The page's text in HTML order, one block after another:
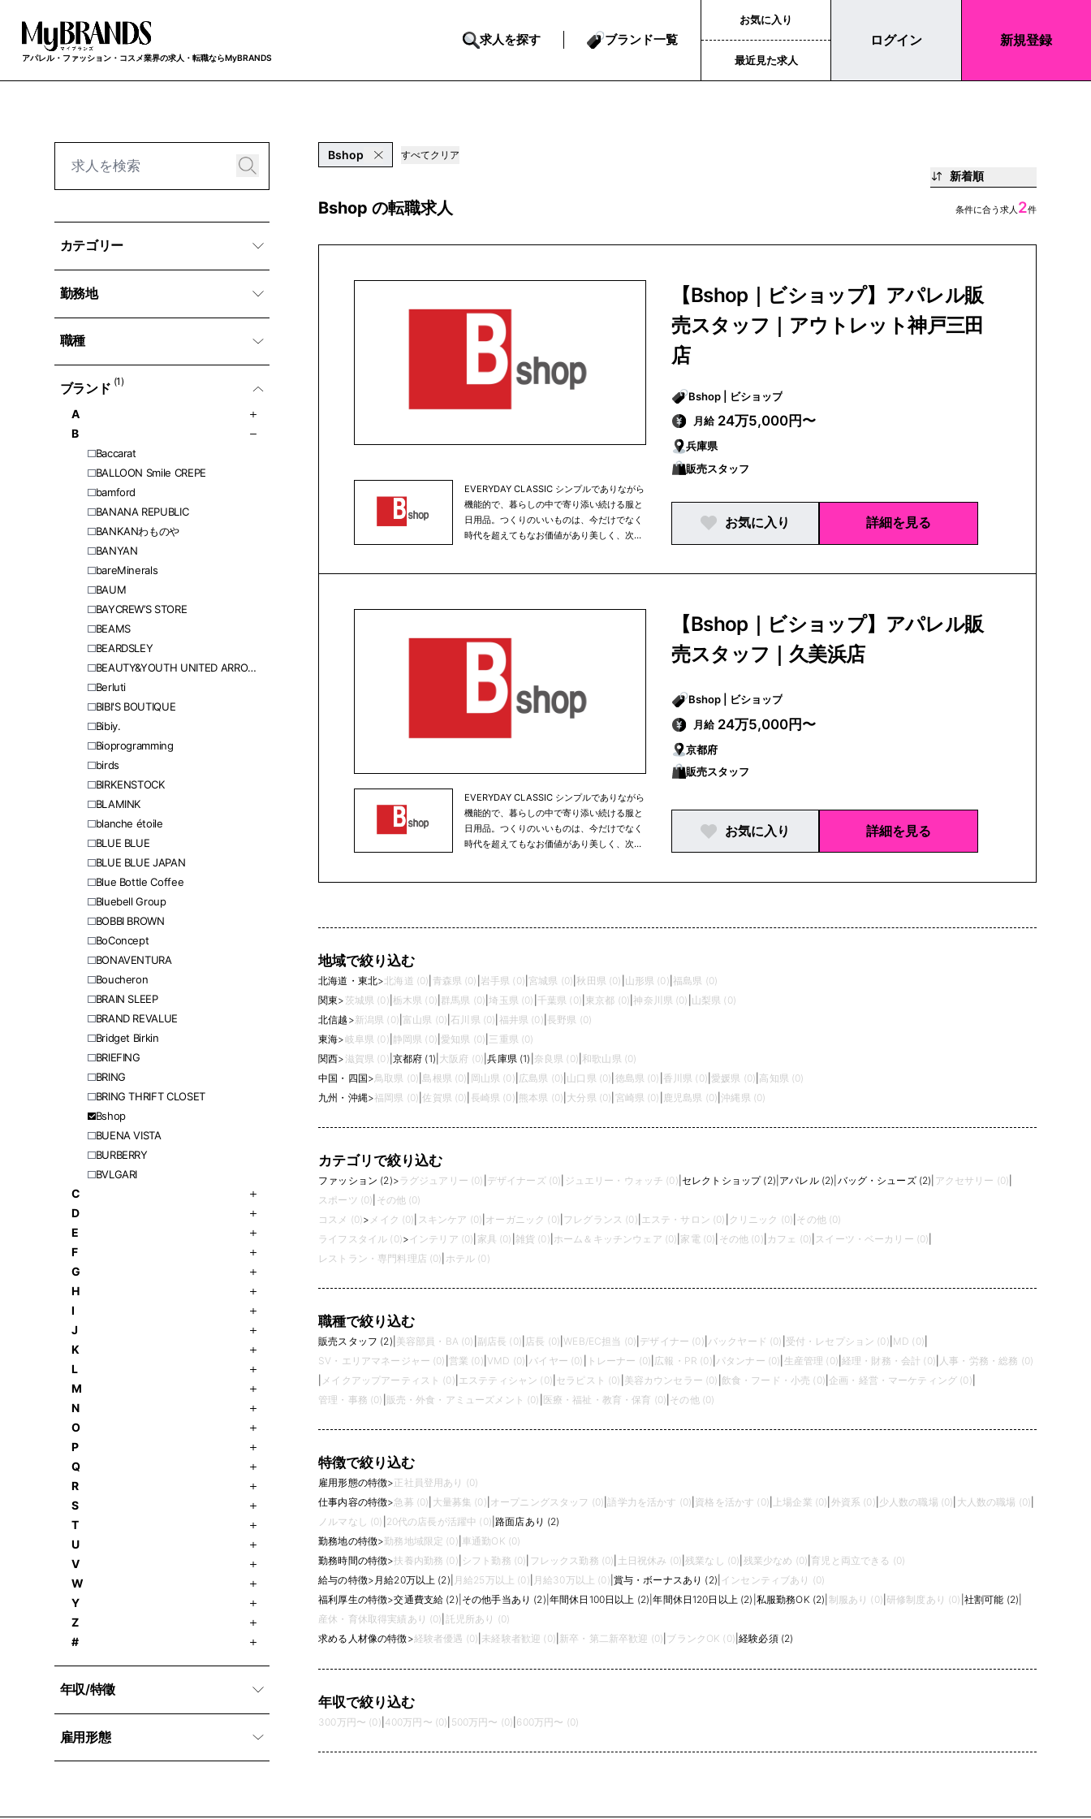
アパレル・ファッション・コスメ業界の求人・転職ならMyBRANDS
求人を探す ブランド一覧
お気に入り
最近見た求人
ログイン 新規登録
カテゴリー
勤務地
職種
ブランド (1)
A
B
Baccarat
BALLOON Smile CREPE
bamford
BANANA REPUBLIC
BANKANわものや
BANYAN
bareMinerals
BAUM
BAYCREW’S STORE
BEAMS
BEARDSLEY
BEAUTY&YOUTH UNITED ARROWS
Berluti
BIBI'S BOUTIQUE
Bibiy.
Bioprogramming
birds
BIRKENSTOCK
BLAMINK
blanche étoile
BLUE BLUE
BLUE BLUE JAPAN
Blue Bottle Coffee
Bluebell Group
BOBBI BROWN
BoConcept
BONAVENTURA
Boucheron
BRAIN SLEEP
BRAND REVALUE
Bridget Birkin
BRIEFING
BRING
BRING THRIFT CLOSET
Bshop
BUENA VISTA
BURBERRY
BVLGARI
C
D
E
F
G
H
I
J
K
L
M
N
O
P
Q
R
S
T
U
V
W
Y
Z
#
年収/特徵
雇用形態
Bshop すべてクリア
新着順
Bshop の転職求人 条件に合う求人 2件
EVERYDAY CLASSIC シンプルでありながら
機能的で、暮らしの中で寄り添い続ける服と
日用品。つくりのいいものは、今だけでなく
時代を超えてもなお価値があり美しく、次世
【Bshop｜ビショップ】アパレル販
売スタッフ｜アウトレット神戸三田
店
Bshop | ビショップ
月給 24万5,000円〜
兵庫県
販売スタッフ
お気に入り 詳細を見る
EVERYDAY CLASSIC シンプルでありながら
機能的で、暮らしの中で寄り添い続ける服と
日用品。つくりのいいものは、今だけでなく
時代を超えてもなお価値があり美しく、次世
【Bshop｜ビショップ】アパレル販
売スタッフ｜久美浜店
Bshop | ビショップ
月給 24万5,000円〜
京都府
販売スタッフ
お気に入り 詳細を見る
地域で絞り込む
北海道・東北> 北海道 (0) 青森県 (0) 岩手県 (0) |宮城県 (0) |秋田県 (0) 山形県 (0) 福島県 (0)
関東> 茨城県 (0) 栃木県 (0) 群馬県 (0) |埼玉県 (0) 千葉県 (0) 東京都 (0) |神奈川県 (0) 山梨県 (0)
北信越 >新潟県 (0) |富山県 (0) 石川県 (0) 福井県 (0) 長野県 (0)
東海>岐阜県 (0) 静岡県 (0) |愛知県 (0) 三重県 (0)
関西>滋賀県 (0) 京都府 (1) 大阪府 (0) |兵庫県 (1) 奈良県 (0) |和歌山県 (0)
中国・四国>鳥取県 (0) |島根県 (0) 岡山県 (0) 広島県 (0) 山口県 (0) 徳島県 (0) 香川県 (0) |愛媛県 (0) 高知県 (0)
九州・沖縄>福岡県 (0) |佐賀県 (0) 長崎県 (0) 熊本県 (0) 大分県 (0) 宮崎県 (0) 鹿児島県 (0) |沖縄県 (0)
カテゴリで絞り込む
ファッション (2)> ラグジュアリー (0) デザイナーズ (0) ジュエリー・ウォッチ (0) セレクトショップ (2) アパレル (2) バッグ・シューズ (2) アクセサリー (0)
スポーツ (0) その他 (0)
コスメ (0)> メイク (0) スキンケア (0) オーガニック (0) フレグランス (0) エステ・サロン (0) クリニック (0) その他 (0)
ライフスタイル (0)> インテリア (0) 家具 (0) 雑貨 (0) ホーム＆キッチンウェア (0) 家電 (0) その他 (0) カフェ (0) スイーツ・ベーカリー (0)
レストラン・専門料理店 (0) ホテル (0)
職種で絞り込む
販売スタッフ (2) 美容部員・BA (0) 副店長 (0) 店長 (0) WEB/EC担当 (0) デザイナー (0) バックヤード (0) 受付・レセプション (0) MD (0)
SV・エリアマネージャー (0) 営業 (0) VMD (0) |バイヤー (0) トレーナー (0) 広報・PR (0) パタンナー (0) 生産管理 (0) |経理・財務・会計 (0) 人事・労務・総務 (0)
メイクアップアーティスト (0) エステティシャン (0) セラピスト (0) 美容カウンセラー (0) 飲食・フード・小売 (0) 企画・経営・マーケティング (0)
管理・事務 (0) 販売・外食・アミューズメント (0) 医療・福祉・教育・保育 (0) その他 (0)
特徴で絞り込む
雇用形態の特徴>正社員登用あり (0)
仕事内容の特徴>急募 (0) 大量募集 (0) オープニングスタッフ (0) |語学力を活かす (0) 資格を活かす (0) 上場企業 (0) 外資系 (0) 少人数の職場 (0) 大人数の職場 (0)
ノルマなし (0) 20代の店長が活躍中 (0) |路面店あり (2)
勤務地の特徴>勤務地域限定 (0) 車通勤OK (0)
勤務時間の特徴>扶養内勤務 (0) シフト勤務 (0) フレックス勤務 (0) 土日祝休み (0) |残業なし (0) 残業少なめ (0) 育児と両立できる (0)
給与の特徴> 月給20万以上 (2) 月給25万以上 (0) 月給30万以上 (0) 賞与・ボーナスあり (2) インセンティブあり (0)
福利厚生の特徴>交通費支給 (2) その他手当あり (2) 年間休日100日以上 (2) |年間休日120日以上 (2) 私服勤務OK (2) 制服あり (0) 研修制度あり (0) 社割可能 (2)
産休・育休取得実績あり (0) 託児所あり (0)
求める人材像の特徴>経験者優遇 (0) 未経験者歓迎 (0) 新卒・第二新卒歓迎 (0) ブランクOK (0) |経験必須 (2)
年収で絞り込む
300万円〜 (0) 400万円〜 (0) 500万円〜 (0) 600万円〜 (0)